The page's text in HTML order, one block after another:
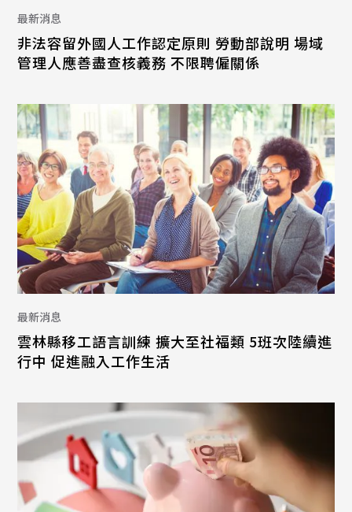
最新消息
非法容留外國人工作認定原則 勞動部說明 場域
管理人應善盡查核義務 不限聘僱關係
最新消息
雲林縣移工語言訓練 擴大至社福類 5班次陸續進
行中 促進融入工作生活